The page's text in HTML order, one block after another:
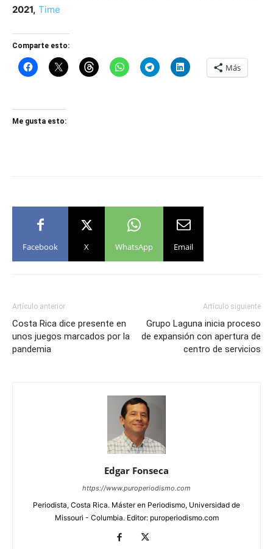
2021, Time
Comparte esto:
Más
Me gusta esto:
Facebook X WhatsApp Email
Artículo anterior
Costa Rica dice presente en
unos juegos marcados por la
pandemia
Artículo siguiente
Grupo Laguna inicia proceso
de expansión con apertura de
centro de servicios
Edgar Fonseca
https://www.puroperiodismo.com
Periodista, Costa Rica. Máster en Periodismo, Universidad de
Missouri - Columbia. Editor: puroperiodismo.com